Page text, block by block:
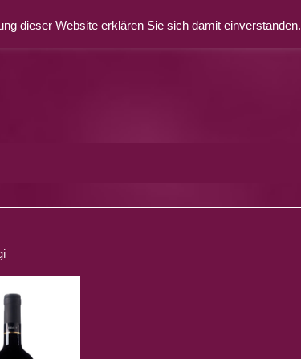
dieser Website erklären Sie sich damit einverstanden.